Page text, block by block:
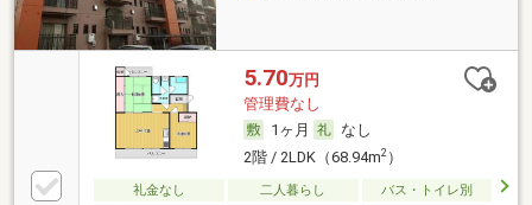
5.70万円
管理費なし
1ヶ月
なし
2階 / 2LDK（68.94m2）
礼金なし 二人暮らし
バス・トイレ別